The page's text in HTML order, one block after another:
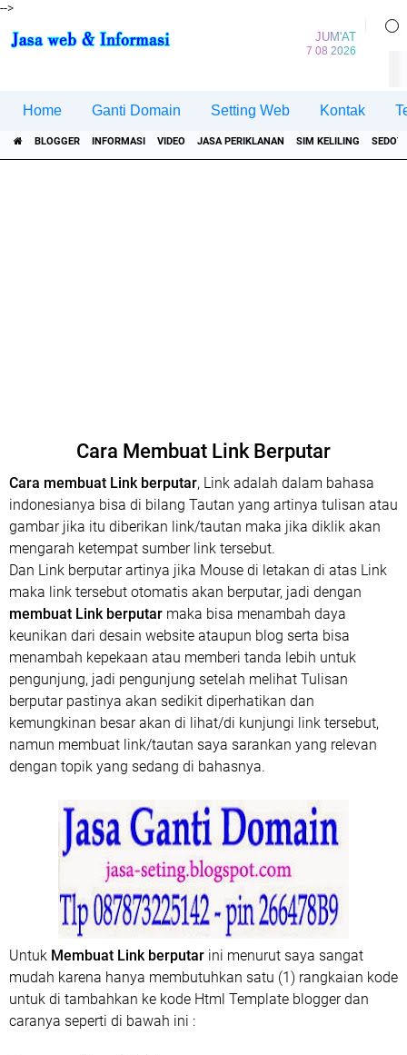
-->
JUM'AT
7 08 2026
Home Ganti Domain Setting Web Kontak
BLOGGER INFORMASI VIDEO JASA PERIKLANAN SIM KELILING SEDOT
Cara Membuat Link Berputar
Cara membuat Link berputar, Link adalah dalam bahasa
indonesianya bisa di bilang Tautan yang artinya tulisan atau
gambar jika itu diberikan link/tautan maka jika diklik akan
mengarah ketempat sumber link tersebut.
Dan Link berputar artinya jika Mouse di letakan di atas Link
maka link tersebut otomatis akan berputar, jadi dengan
membuat Link berputar maka bisa menambah daya
keunikan dari desain website ataupun blog serta bisa
menambah kepekaan atau memberi tanda lebih untuk
pengunjung, jadi pengunjung setelah melihat Tulisan
berputar pastinya akan sedikit diperhatikan dan
kemungkinan besar akan di lihat/di kunjungi link tersebut,
namun membuat link/tautan saya sarankan yang relevan
dengan topik yang sedang di bahasnya.
Untuk Membuat Link berputar ini menurut saya sangat
mudah karena hanya membutuhkan satu (1) rangkaian kode
untuk di tambahkan ke kode Html Template blogger dan
caranya seperti di bawah ini :